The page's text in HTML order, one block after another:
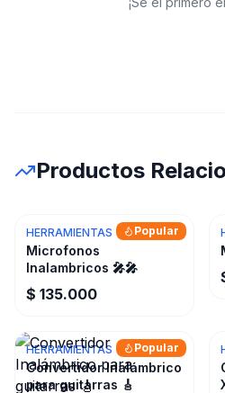
Productos
Popular
HERRAMIENTAS
Microfonos
Inalambricos 🎤🎤
$ 135.000
Popular
HERRAMIENTAS
Convertidor Inalámbrico
para guitarras 🎸